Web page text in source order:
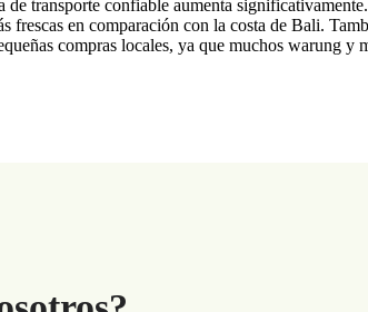
de transporte confiable aumenta
frescas en comparación con la costa de Bali.
compras locales, ya que muchos warung y